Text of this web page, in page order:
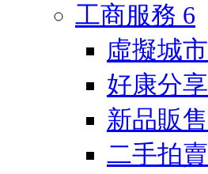
工商服務 6
虛擬城市
好康分享
新品販售
二手拍賣